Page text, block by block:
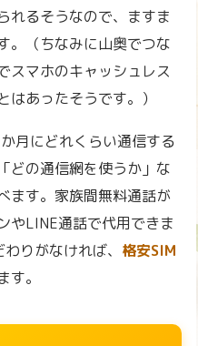
れるそうなので、ますま
。（ちなみに山奥でつな
スマホのキャッシュレス
あったそうです。）
月にどれくらい通信する
どの通信網を使うか」な
ます。家族間無料通話が
やLINE通話で代用できま
りがなければ、 格安SIM
す。